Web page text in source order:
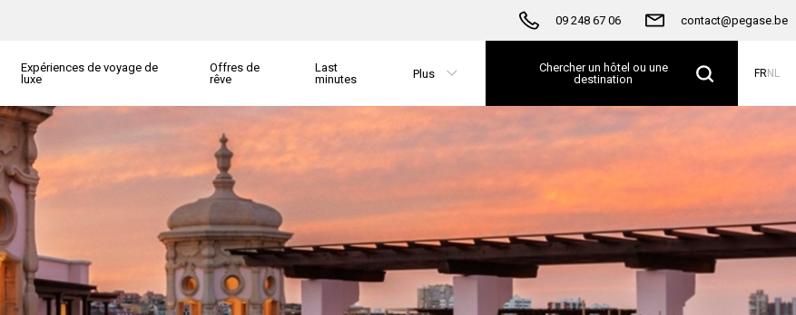
09 248 67 06 contact@pegase.be
Expériences de voyage de
luxe
Offres de
rêve
Last
minutes
Plus
Chercher un hôtel ou une
destination
FRNL